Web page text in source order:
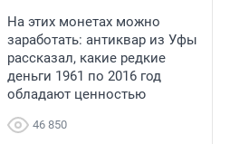
На этих монетах можно
заработать: антиквар из Уфы
рассказал, какие редкие
деньги 1961 по 2016 год
обладают ценностью
46 850